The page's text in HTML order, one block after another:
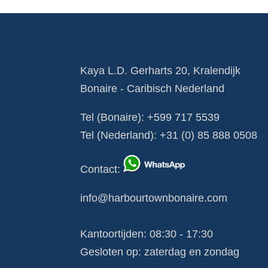
Kaya L.D. Gerharts 20, Kralendijk
Bonaire - Caribisch Nederland
Tel (Bonaire):+599 717 5539
Tel (Nederland):+31 (0) 85 888 0508
Contact:
info@harbourtownbonaire.com
Kantoortijden: 08:30 - 17:30
Gesloten op: zaterdag en zondag